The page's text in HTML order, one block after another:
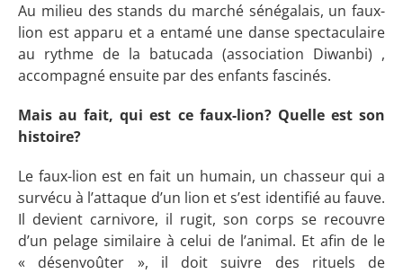
Au milieu des stands du marché sénégalais, un faux-
lion est apparu et a entamé une danse spectaculaire
au rythme de la batucada (association Diwanbi) ,
accompagné ensuite par des enfants fascinés.
Mais au fait, qui est ce faux-lion? Quelle est son
histoire?
Le faux-lion est en fait un humain, un chasseur qui a
survécu à l’attaque d’un lion et s’est identifié au fauve.
Il devient carnivore, il rugit, son corps se recouvre
d’un pelage similaire à celui de l’animal. Et afin de le
« désenvoûter », il doit suivre des rituels de